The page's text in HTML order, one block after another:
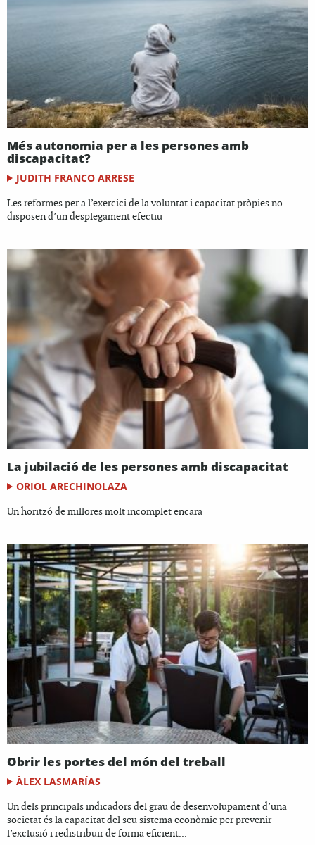
Més autonomia per a les persones amb
discapacitat?
JUDITH FRANCO ARRESE
Les reformes per a l’exercici de la voluntat i capacitat pròpies no
disposen d’un desplegament efectiu
La jubilació de les persones amb discapacitat
ORIOL ARECHINOLAZA
Un horitzó de millores molt incomplet encara
Obrir les portes del món del treball
ÀLEX LASMARÍAS
Un dels principals indicadors del grau de desenvolupament d’una
societat és la capacitat del seu sistema econòmic per prevenir
l’exclusió i redistribuir de forma eficient...